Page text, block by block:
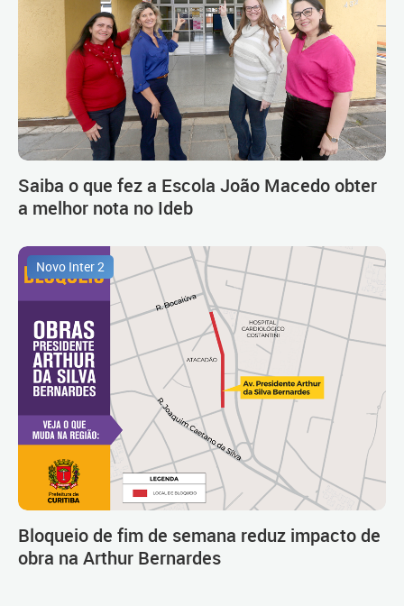
Saiba o que fez a Escola João Macedo obter
a melhor nota no Ideb
Novo Inter 2
Bloqueio de fim de semana reduz impacto de
obra na Arthur Bernardes